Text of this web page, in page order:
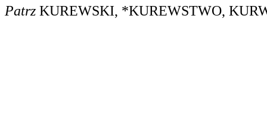
Patrz KUREWSKI, *KUREWSTWO,